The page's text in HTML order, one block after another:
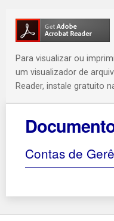
Para visualizar ou
um visualizador de
Reader, instale gratuito
Contas de